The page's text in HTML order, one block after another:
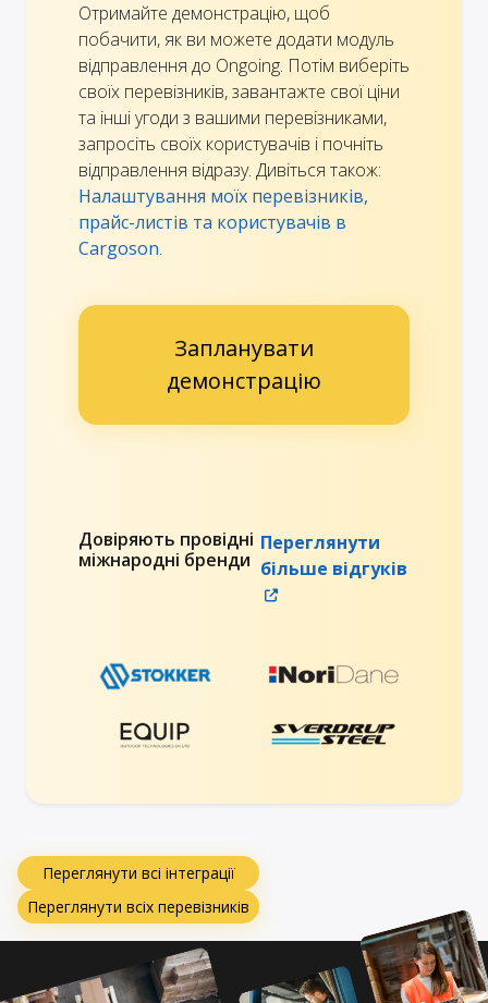
Отримайте демонстрацію, щоб
побачити, як ви можете додати модуль
відправлення до Ongoing. Потім виберіть
своїх перевізників, завантажте свої ціни
та інші угоди з вашими перевізниками,
запросіть своїх користувачів і почніть
відправлення відразу. Дивіться також:
Налаштування моїх перевізників,
прайс-листів та користувачів в
Cargoson.
Запланувати
демонстрацію
Довіряють провідні
міжнародні бренди
Переглянути
більше відгуків
Переглянути всі інтеграції
Переглянути всіх перевізників